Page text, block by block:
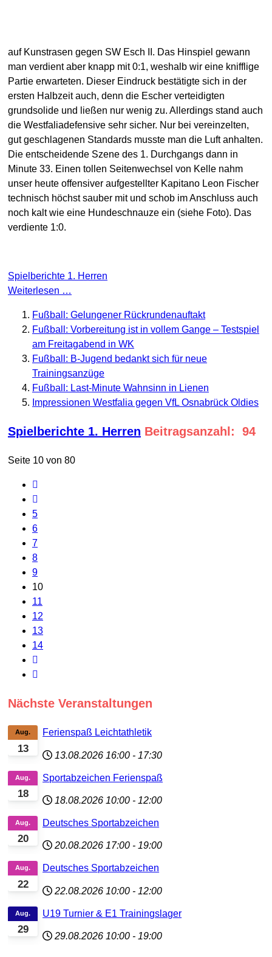
auf Kunstrasen gegen SW Esch II. Das Hinspiel gewann
man verdient aber knapp mit 0:1, weshalb wir eine knifflige
Partie erwarteten. Dieser Eindruck bestätigte sich in der
ersten Halbzeit auch, denn die Escher verteidigten
grundsolide und ließen nur wenig zu. Allerdings stand auch
die Westfaliadefensive sehr sicher. Nur bei vereinzelten,
gut geschlagenen Standards musste man die Luft anhalten.
Die entscheidende Szene des 1. Durchgangs dann in
Minute 33. Einen tollen Seitenwechsel von Kelle nahm
unser heute offensiver aufgestellter Kapitano Leon Fischer
technisch höchst sauber mit und schob im Anschluss auch
noch kalt wie eine Hundeschnauze ein (siehe Foto). Das
verdiente 1:0.
Spielberichte 1. Herren
Weiterlesen …
Fußball: Gelungener Rückrundenauftakt
Fußball: Vorbereitung ist in vollem Gange – Testspiel
am Freitagabend in WK
Fußball: B-Jugend bedankt sich für neue
Trainingsanzüge
Fußball: Last-Minute Wahnsinn in Lienen
Impressionen Westfalia gegen VfL Osnabrück Oldies
Spielberichte 1. Herren Beitragsanzahl: 94
Seite 10 von 80
5
6
7
8
9
10
11
12
13
14
Nächste Veranstaltungen
13
Aug. Ferienspaß Leichtathletik
13.08.2026 16:00 - 17:30
18
Aug. Sportabzeichen Ferienspaß
18.08.2026 10:00 - 12:00
20
Aug. Deutsches Sportabzeichen
20.08.2026 17:00 - 19:00
22
Aug. Deutsches Sportabzeichen
22.08.2026 10:00 - 12:00
29
Aug. U19 Turnier & E1 Trainingslager
29.08.2026 10:00 - 19:00